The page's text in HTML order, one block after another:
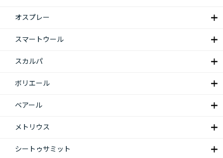
オスプレー
スマートウール
スカルパ
ボリエール
ベアール
メトリウス
シートゥサミット